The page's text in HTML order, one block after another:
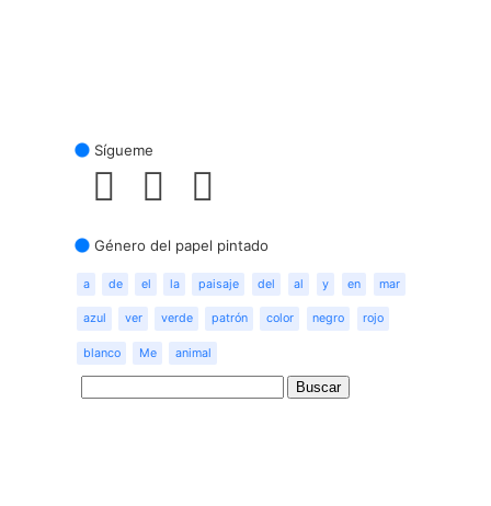
Sígueme
Género del papel pintado
a de el la paisaje del al y en mar
azul ver verde patrón color negro rojo
blanco Me animal